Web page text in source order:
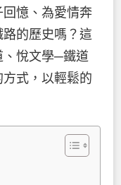
憶、為愛情奔
的歷史嗎？這
、悅文學─鐵道
式，以輕鬆的